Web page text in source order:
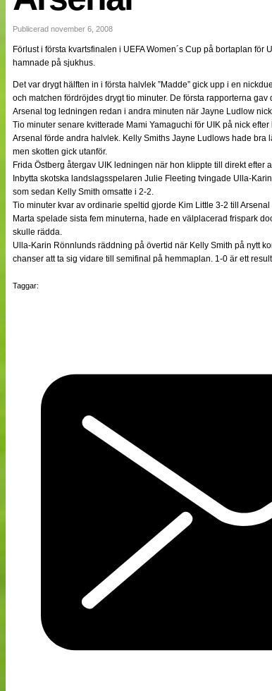
NÄTverket
Nyheter
Bloggar
Lagen
Webb-TV
Cuper
Medlemmar
Medlemsbilder
Till klubbkassan
Om oss
NÄTverket
Split vision
Publicerad november 6, 2008
Förlust i första kvartsfinalen i UEFA Women´s Cup på bortaplan för
hamnade på sjukhus.
Det var drygt hälften in i första halvlek ”Madde” gick upp i en
och matchen fördröjdes drygt tio minuter. De första rapporterna
Arsenal tog ledningen redan i andra minuten när Jayne Ludlow
Tio minuter senare kvitterade Mami Yamaguchi för UIK på nick efter
Arsenal förde andra halvlek. Kelly Smiths Jayne Ludlows hade bra
men skotten gick utanför.
Frida Östberg återgav UIK ledningen när hon klippte till direkt efter
Inbytta skotska landslagsspelaren Julie Fleeting tvingade Ulla-
som sedan Kelly Smith omsatte i 2-2.
Tio minuter kvar av ordinarie speltid gjorde Kim Little 3-2 till
Marta spelade sista fem minuterna, hade en välplacerad frispark
skulle rädda.
Ulla-Karin Rönnlunds räddning på övertid när Kelly Smith på nytt
chanser att ta sig vidare till semifinal på hemmaplan. 1-0 är ett
Taggar: